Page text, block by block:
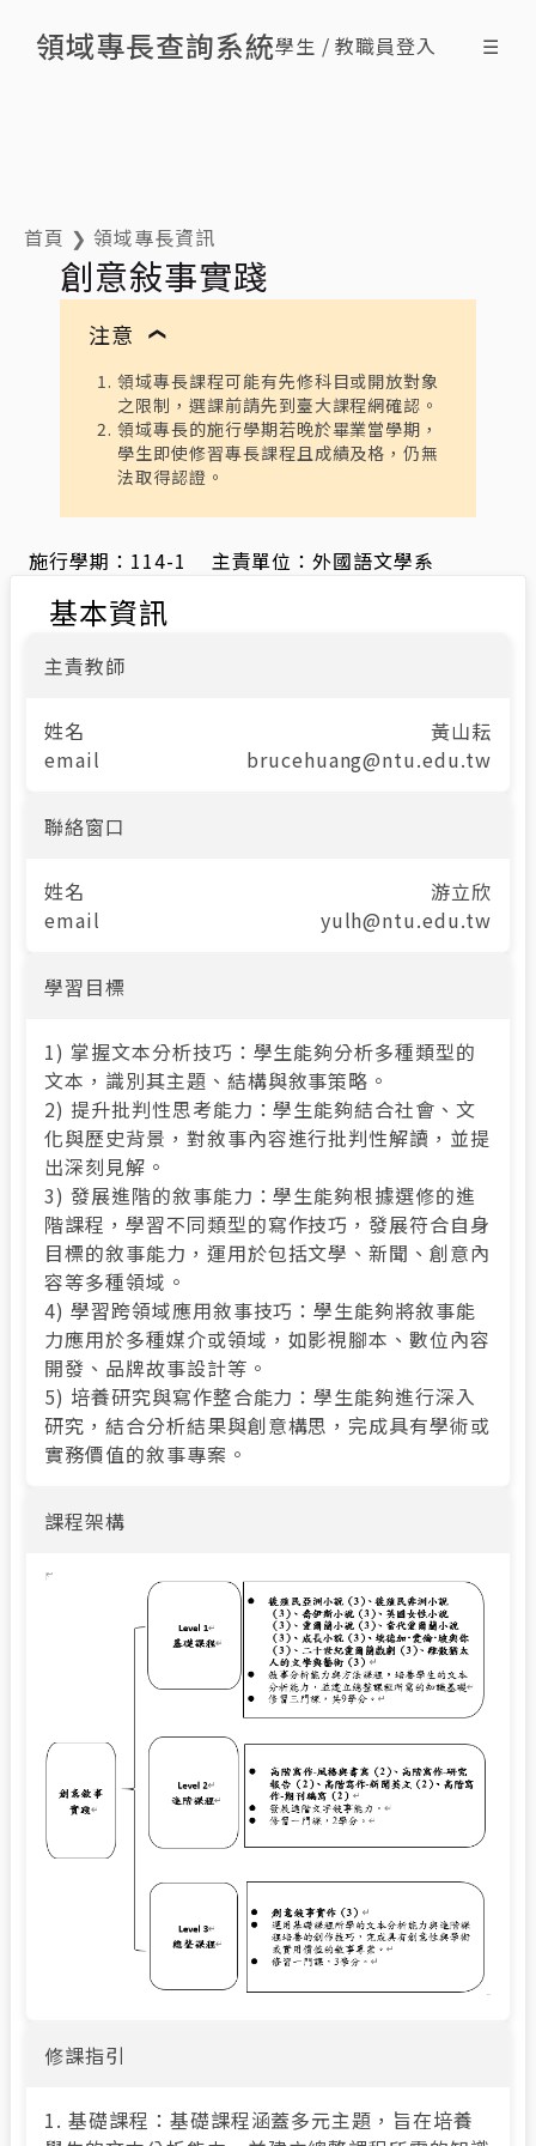
領域專長查詢系統學生 / 教職員登入 ☰
首頁 ❯ 領域專長資訊
創意敍事實踐
注意 ❯
領域專長課程可能有先修科目或開放對象
之限制，選課前請先到臺大課程網確認。
領域專長的施行學期若晚於畢業當學期，
學生即使修習專長課程且成績及格，仍無
法取得認證。
施行學期： 114-1 主責單位：外國語文學系
基本資訊
主責教師
姓名
黃山耘
email
brucehuang@ntu.edu.tw
聯絡窗口
姓名
游立欣
email
yulh@ntu.edu.tw
學習目標
1) 掌握文本分析技巧：學生能夠分析多種類型的
文本，識別其主題、結構與敘事策略。
2) 提升批判性思考能力：學生能夠結合社會、文
化與歷史背景，對敘事內容進行批判性解讀，並提
出深刻見解。
3) 發展進階的敘事能力：學生能夠根據選修的進
階課程，學習不同類型的寫作技巧，發展符合自身
目標的敘事能力，運用於包括文學、新聞、創意內
容等多種領域。
4) 學習跨領域應用敘事技巧：學生能夠將敘事能
力應用於多種媒介或領域，如影視腳本、數位內容
開發、品牌故事設計等。
5) 培養研究與寫作整合能力：學生能夠進行深入
研究，結合分析結果與創意構思，完成具有學術或
實務價值的敘事專案。
課程架構
修課指引
1. 基礎課程：基礎課程涵蓋多元主題，旨在培養